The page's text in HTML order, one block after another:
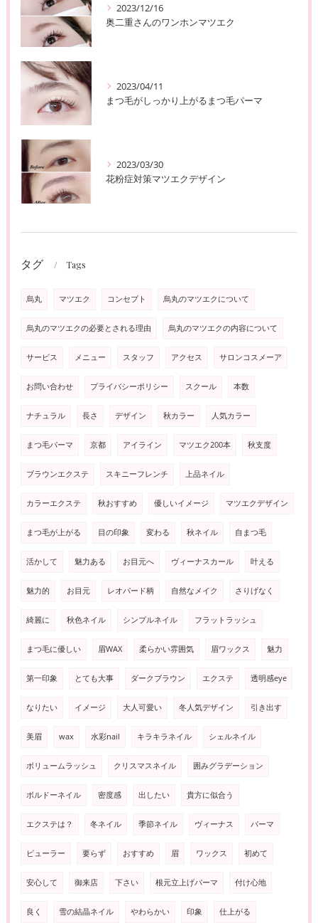
2023/12/16
奥二重さんのワンホンマツエク
2023/04/11
まつ毛がしっかり上がるまつ毛パーマ
2023/03/30
花粉症対策マツエクデザイン
タグ Tags
烏丸 マツエク コンセプト 烏丸のマツエクについて
烏丸のマツエクの必要とされる理由 烏丸のマツエクの内容について
サービス メニュー スタッフ アクセス サロンコスメーア
お問い合わせ プライバシーポリシー スクール 本数
ナチュラル 長さ デザイン 秋カラー 人気カラー
まつ毛パーマ 京都 アイライン マツエク200本 秋支度
ブラウンエクステ スキニーフレンチ 上品ネイル
カラーエクステ 秋おすすめ 優しいイメージ マツエクデザイン
まつ毛が上がる 目の印象 変わる 秋ネイル 自まつ毛
活かして 魅力ある お目元へ ヴィーナスカール 叶える
魅力的 お目元 レオパード柄 自然なメイク さりげなく
綺麗に 秋色ネイル シンプルネイル フラットラッシュ
まつ毛に優しい 眉WAX 柔らかい雰囲気 眉ワックス 魅力
第一印象 とても大事 ダークブラウン エクステ 透明感eye
なりたい イメージ 大人可愛い 冬人気デザイン 引き出す
美眉 wax 水彩nail キラキラネイル シェルネイル
ボリュームラッシュ クリスマスネイル 囲みグラデーション
ボルドーネイル 密度感 出したい 貴方に似合う
エクステは？ 冬ネイル 季節ネイル ヴィーナス パーマ
ビューラー 要らず おすすめ 眉 ワックス 初めて
安心して 御来店 下さい 根元立上げパーマ 付け心地
良く 雪の結晶ネイル やわらかい 印象 仕上がる